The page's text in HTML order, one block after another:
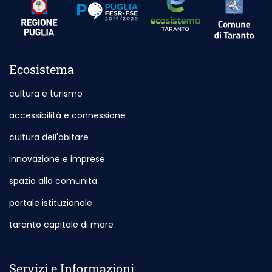
Ecosistema
cultura e turismo
accessibilità e connessione
cultura dell'abitare
innovazione e imprese
spazio alla comunità
portale istituzionale
taranto capitale di mare
Servizi e Informazioni